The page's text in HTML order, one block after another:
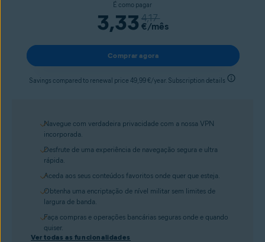
Navegue com verdadeira privacidade com a nossa VPN
incorporada.
Desfrute de uma experiência de navegação segura e ultra
rápida.
Aceda aos seus conteúdos favoritos onde quer que esteja.
Obtenha uma encriptação de nível militar sem limites de
largura de banda.
Faça compras e operações bancárias seguras onde e quando
quiser.
Ver todas as funcionalidades
É como pagar
3,33 4,17
€/mês
Comprar agora
Savings compared to renewal price 49,99 €/year. Subscription details